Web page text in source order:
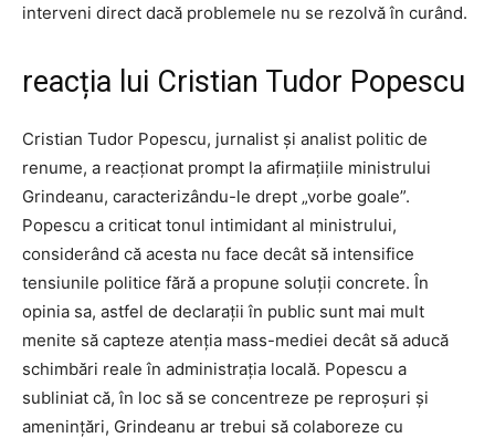
interveni direct dacă problemele nu se rezolvă în curând.
reacția lui Cristian Tudor Popescu
Cristian Tudor Popescu, jurnalist și analist politic de
renume, a reacționat prompt la afirmațiile ministrului
Grindeanu, caracterizându-le drept „vorbe goale”.
Popescu a criticat tonul intimidant al ministrului,
considerând că acesta nu face decât să intensifice
tensiunile politice fără a propune soluții concrete. În
opinia sa, astfel de declarații în public sunt mai mult
menite să capteze atenția mass-mediei decât să aducă
schimbări reale în administrația locală. Popescu a
subliniat că, în loc să se concentreze pe reproșuri și
amenințări, Grindeanu ar trebui să colaboreze cu